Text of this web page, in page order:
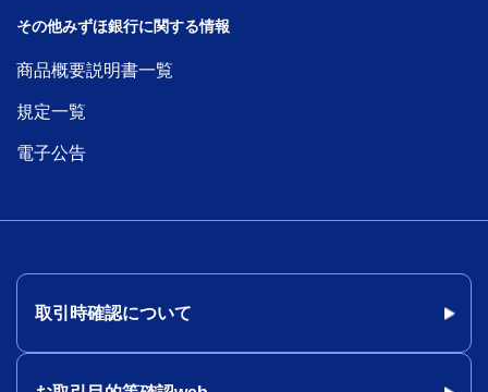
その他みずほ銀行に関する情報
商品概要説明書一覧
規定一覧
電子公告
取引時確認について